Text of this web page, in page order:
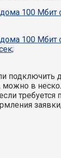
100 Мбит
100 Мбит
подключить
можно в